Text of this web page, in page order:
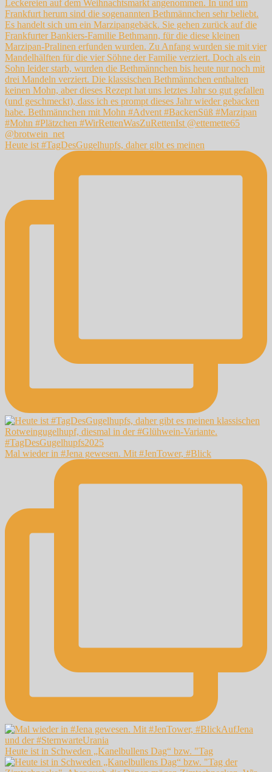
Heute ist #TagDesGugelhupfs, daher gibt es meinen
Mal wieder in #Jena gewesen. Mit #JenTower, #Blick
Heute ist in Schweden „Kanelbullens Dag“ bzw. "Tag